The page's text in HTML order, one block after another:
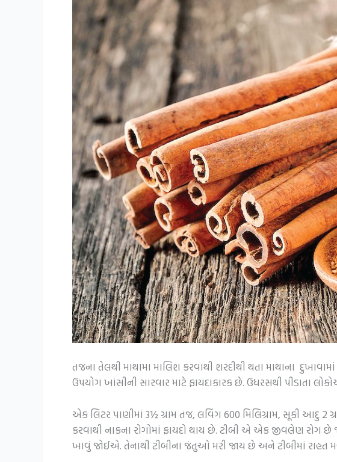
તજના તેલથી માથામા માલિશ કરવાથી શરદીથી થતા માથાના
ઉપયોગ ખાંસીની સારવાર માટે ફાયદાકારક છે. ઉધરસથી પીડાતા
એક લિટર પાણીમાં 3½ ગ્રામ તજ, લવિંગ 600 મિલિગ્રામ, સૂકી આદુ
કરવાથી નાકના રોગોમાં ફાયદો થાય છે. ટીબી એ એક જીવલેણ રોગ છે
ખાવું જોઈએ. તેનાથી ટીબીના જંતુઓ મરી જાય છે અને ટીબીમાં રાહત